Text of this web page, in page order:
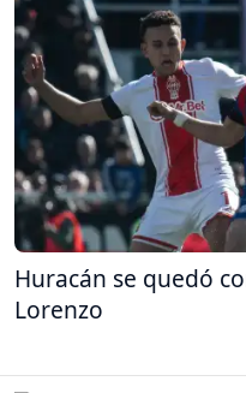
Huracán se quedó
Lorenzo